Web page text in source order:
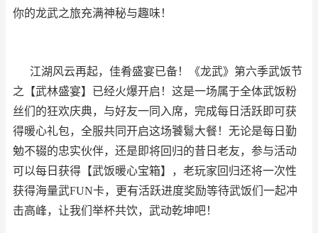
你的龙武之旅充满神秘与趣味！
江湖风云再起，佳肴盛宴已备！《龙武》第六季武饭节
之【武林盛宴】已经火爆开启！这是一场属于全体武饭粉
丝们的狂欢庆典，与好友一同入席，完成每日活跃即可获
得暖心礼包，全服共同开启这场饕鬄大餐！无论是每日勤
勉不辍的忠实伙伴，还是即将回归的昔日老友，参与活动
可以每日获得【武饭暖心宝箱】，老玩家回归还将一次性
获得海量武FUN卡，更有活跃进度奖励等待武饭们一起冲
击高峰，让我们举杯共饮，武动乾坤吧！